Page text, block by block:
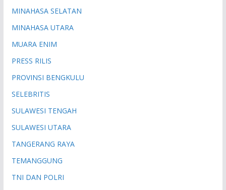
MINAHASA SELATAN
MINAHASA UTARA
MUARA ENIM
PRESS RILIS
PROVINSI BENGKULU
SELEBRITIS
SULAWESI TENGAH
SULAWESI UTARA
TANGERANG RAYA
TEMANGGUNG
TNI DAN POLRI